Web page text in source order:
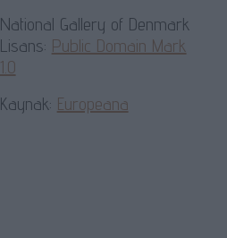
National Gallery of Denmark
Lisans: Public Domain Mark
1.0
Kaynak: Europeana